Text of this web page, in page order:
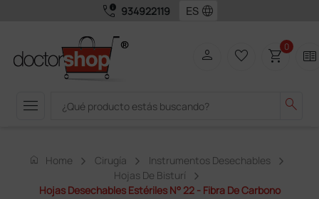
call_quality 934922119 language
menu search
person favorite_border shopping_cart0 two_pager
home Home Cirugía
Instrumentos Desechables
Hojas De Bisturí
Hojas Desechables Estériles N° 22 - Fibra De Carbono